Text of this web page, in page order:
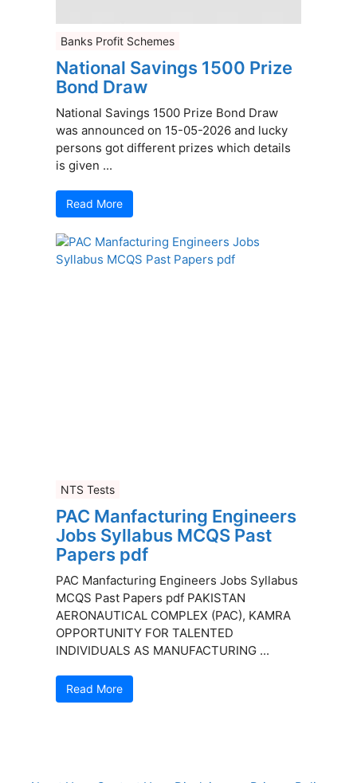
Banks Profit Schemes
National Savings 1500 Prize
Bond Draw
National Savings 1500 Prize Bond Draw
was announced on 15-05-2026 and lucky
persons got different prizes which details
is given ...
Read More
NTS Tests
PAC Manfacturing Engineers
Jobs Syllabus MCQS Past
Papers pdf
PAC Manfacturing Engineers Jobs Syllabus
MCQS Past Papers pdf PAKISTAN
AERONAUTICAL COMPLEX (PAC), KAMRA
OPPORTUNITY FOR TALENTED
INDIVIDUALS AS MANUFACTURING ...
Read More